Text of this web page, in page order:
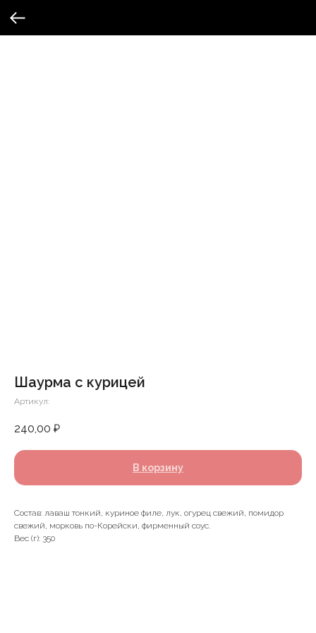
Шаурма с курицей
Артикул:
240,00 ₽
В корзину
Состав: лаваш тонкий, куриное филе, лук, огурец свежий, помидор
свежий, морковь по-Корейски, фирменный соус.
Вес (г): 350